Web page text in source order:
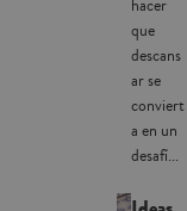
hacer
que
descans
ar se
conviert
a en un
desafí...